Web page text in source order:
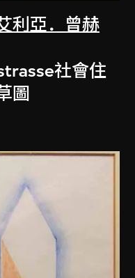
利亞．曾赫
社會住
圖